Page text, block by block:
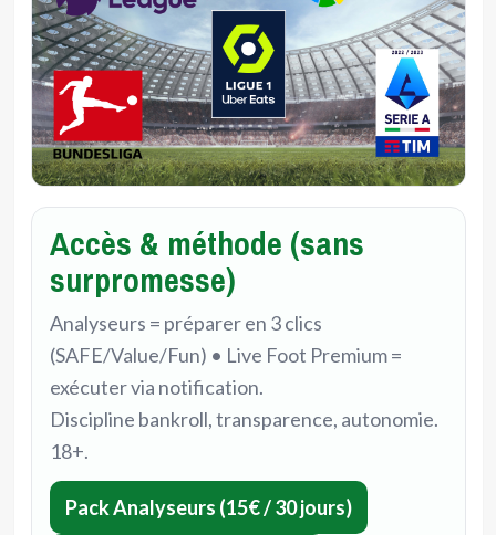
Accès & méthode (sans
surpromesse)
Analyseurs = préparer en 3 clics
(SAFE/Value/Fun) • Live Foot Premium =
exécuter via notification.
Discipline bankroll, transparence, autonomie.
18+.
Pack Analyseurs (15€ / 30 jours)